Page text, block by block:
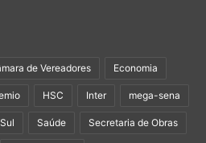
de Vereadores Economia
HSC Inter mega-sena
Saúde Secretaria de Obras